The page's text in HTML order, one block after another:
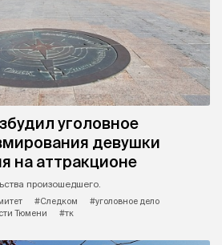
уголовное
девушки
на аттракционе
произошедшего.
#Следком
#уголовное дело
Тюмени #тк